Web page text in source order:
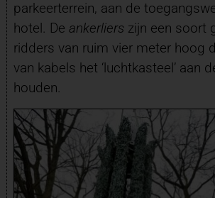
parkeerterrein, aan de
hotel. De ankerlierszijn een soort
ridders van ruim vier meter hoog
van kabels het ‘luchtkasteel’ aan
houden.